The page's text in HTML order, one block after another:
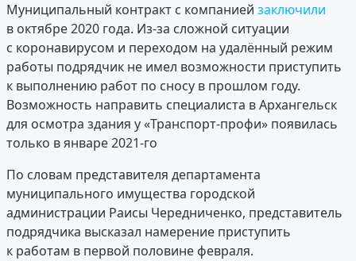
Муниципальный контракт с компанией заключили
в октябре 2020 года. Из-за сложной ситуации
с коронавирусом и переходом на удалённый режим
работы подрядчик не имел возможности приступить
к выполнению работ по сносу в прошлом году.
Возможность направить специалиста в Архангельск
для осмотра здания у «Транспорт-профи» появилась
только в январе 2021-го
По словам представителя департамента
муниципального имущества городской
администрации Раисы Чередниченко, представитель
подрядчика высказал намерение приступить
к работам в первой половине февраля.